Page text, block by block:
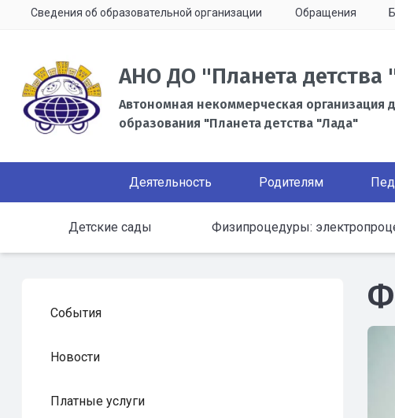
Сведения об образовательной организации Обращения
АНО ДО "Планета детства
Автономная некоммерческая организация
образования "Планета детства "Лада"
Деятельность Родителям
Детские сады Физипроцедуры:
События
Новости
Платные услуги